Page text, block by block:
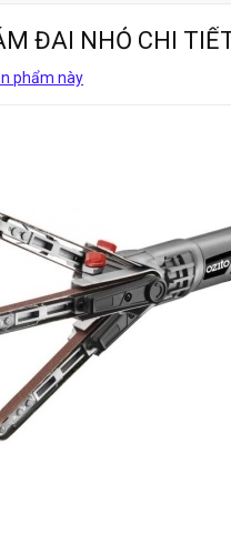
ĐAI NHỎ CHI
phẩm này